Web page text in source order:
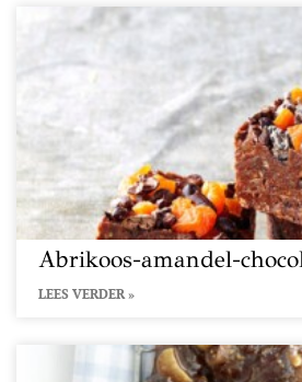
Abrikoos-amandel-
LEES VERDER »